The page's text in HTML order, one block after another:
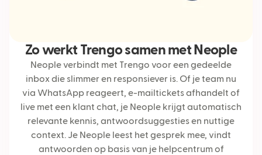
Zo werkt Trengo samen met Neople
Neople verbindt met Trengo voor een gedeelde
inbox die slimmer en responsiever is. Of je team nu
via WhatsApp reageert, e-mailtickets afhandelt of
live met een klant chat, je Neople krijgt automatisch
relevante kennis, antwoordsuggesties en nuttige
context. Je Neople leest het gesprek mee, vindt
antwoorden op basis van je helpcentrum of